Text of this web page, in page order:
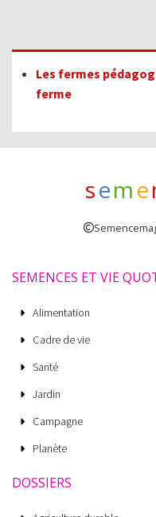
Les fermes
ferme
seme
SEMENCES ET VIE
Alimentation
Cadre de vie
Santé
Jardin
Campagne
Planète
DOSSIERS